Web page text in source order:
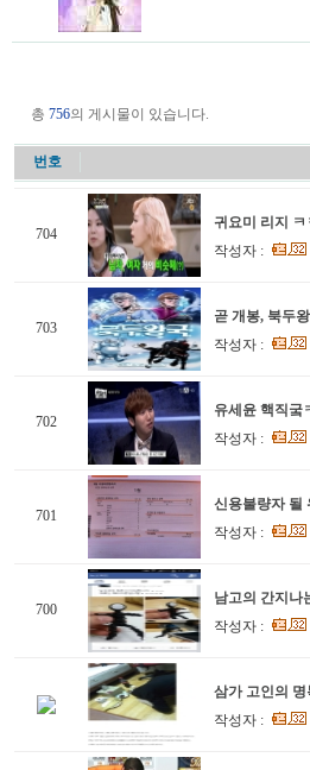
총 756의 게시물이 있습니다.
번호
704
귀요미 리지 ㅋ
작성자 :
703
곧 개봉, 북두
작성자 :
702
유세윤 핵직궄
작성자 :
701
신용불량자 될
작성자 :
700
남고의 간지나
작성자 :
삼가 고인의 명
작성자 :